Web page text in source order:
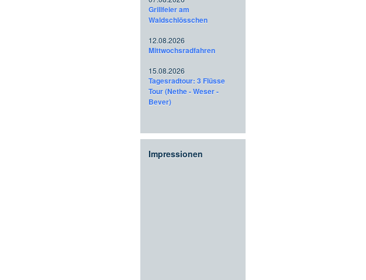
Grillfeier am
Waldschlösschen
12.08.2026
Mittwochsradfahren
15.08.2026
Tagesradtour: 3 Flüsse
Tour (Nethe - Weser -
Bever)
Impressionen